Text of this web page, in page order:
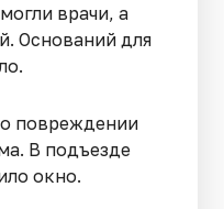
врачи, а
Оснований для
повреждении
В подъезде
окно.